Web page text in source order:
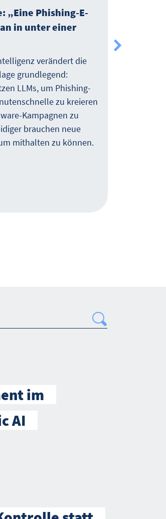
„Eine Phishing-E-
in unter einer
verändert die
grundlegend:
LLMs, um Phishing-
zu kreieren
Kampagnen zu
brauchen neue
mithalten zu können.
Search
im
AI